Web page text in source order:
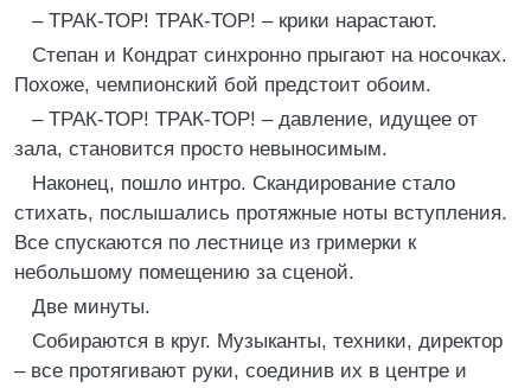
– ТРАК-ТОР! ТРАК-ТОР! – крики нарастают.
Степан и Кондрат синхронно прыгают на носочках.
Похоже, чемпионский бой предстоит обоим.
– ТРАК-ТОР! ТРАК-ТОР! – давление, идущее от
зала, становится просто невыносимым.
Наконец, пошло интро. Скандирование стало
стихать, послышались протяжные ноты вступления.
Все спускаются по лестнице из гримерки к
небольшому помещению за сценой.
Две минуты.
Собираются в круг. Музыканты, техники, директор
– все протягивают руки, соединив их в центре и